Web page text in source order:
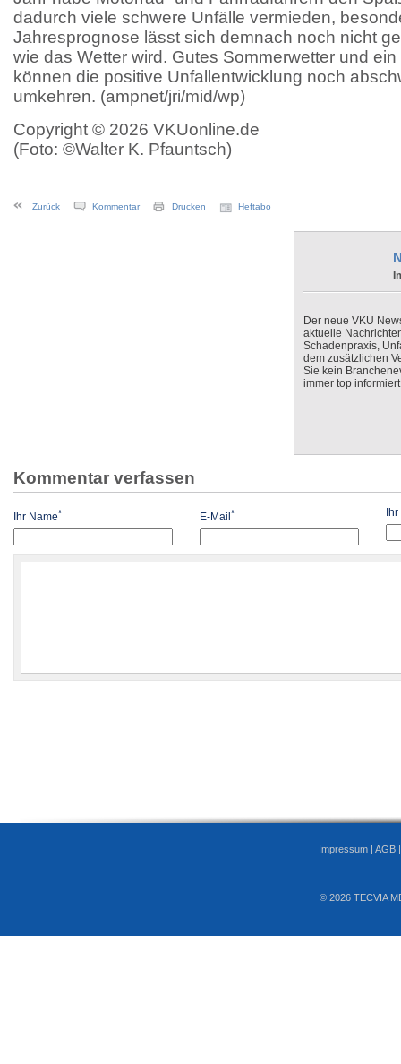
dadurch viele schwere Unfälle vermieden,
Jahresprognose lässt sich demnach noch nicht
wie das Wetter wird. Gutes Sommerwetter und
können die positive Unfallentwicklung noch
umkehren. (ampnet/jri/mid/wp)
Copyright © 2026 VKUonline.de
(Foto: ©Walter K. Pfauntsch)
Zurück Kommentar Drucken Heftabo
Der neue VKU
aktuelle
Schadenpraxis,
dem zusätzlichen
Sie kein
immer top
Kommentar verfassen
Ihr Name* E-Mail *
Impressum | AGB
© 2026 TECVIA